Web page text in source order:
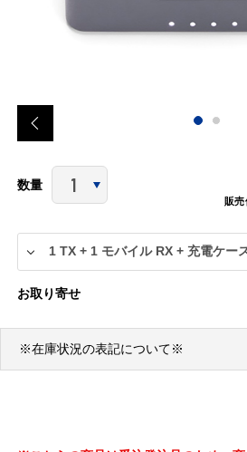
数量
販
お取り寄せ
※在庫状況の表記について※